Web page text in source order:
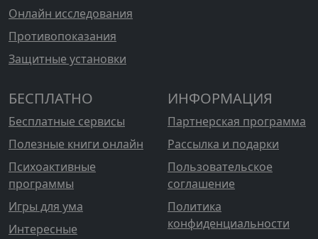
Онлайн исследования
Противопоказания
Защитные установки
БЕСПЛАТНО
Бесплатные сервисы
Полезные книги онлайн
Психоактивные
программы
Игры для ума
Интересные
ИНФОРМАЦИЯ
Партнерская программа
Рассылка и подарки
Пользовательское
соглашение
Политика
конфиденциальности